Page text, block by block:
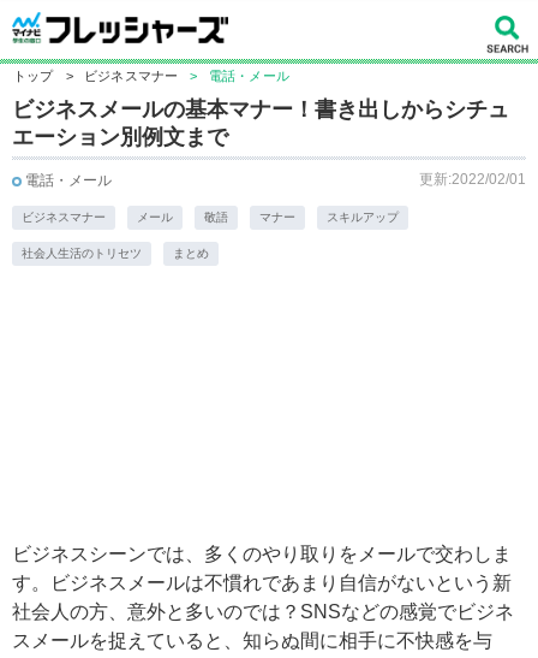
トップ > ビジネスマナー > 電話・メール
ビジネスメールの基本マナー！書き出しからシチュ
エーション別例文まで
電話・メール 更新:2022/02/01
ビジネスマナー メール 敬語 マナー スキルアップ
社会人生活のトリセツ まとめ
ビジネスシーンでは、多くのやり取りをメールで交わしま
す。ビジネスメールは不慣れであまり自信がないという新
社会人の方、意外と多いのでは？SNSなどの感覚でビジネ
スメールを捉えていると、知らぬ間に相手に不快感を与